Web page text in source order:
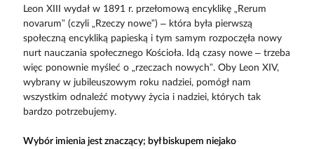
Leon XIII wydał w 1891 r. przełomową encyklikę „Rerum
novarum” (czyli „Rzeczy nowe”) – która była pierwszą
społeczną encykliką papieską i tym samym rozpoczęła nowy
nurt nauczania społecznego Kościoła. Idą czasy nowe – trzeba
więc ponownie myśleć o „rzeczach nowych”. Oby Leon XIV,
wybrany w jubileuszowym roku nadziei, pomógł nam
wszystkim odnaleźć motywy życia i nadziei, których tak
bardzo potrzebujemy.
Wybór imienia jest znaczący; był biskupem niejako